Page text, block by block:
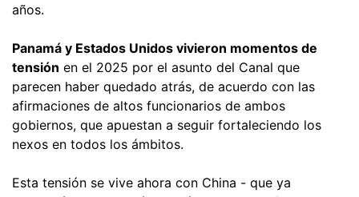
años.
Panamá y Estados Unidos vivieron momentos de
tensión en el 2025 por el asunto del Canal que
parecen haber quedado atrás, de acuerdo con las
afirmaciones de altos funcionarios de ambos
gobiernos, que apuestan a seguir fortaleciendo los
nexos en todos los ámbitos.
Esta tensión se vive ahora con China - que ya